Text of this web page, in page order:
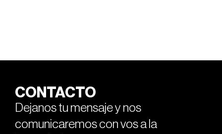
CONTACTO
Dejanos tu mensaje y nos
comunicaremos con vos a la